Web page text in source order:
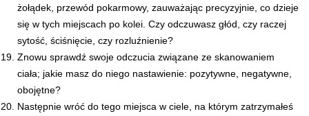
żołądek, przewód pokarmowy, zauważając precyzyjnie, co dzieje
się w tych miejscach po kolei. Czy odczuwasz głód, czy raczej
sytość, ściśnięcie, czy rozluźnienie?
Znowu sprawdź swoje odczucia związane ze skanowaniem
ciała; jakie masz do niego nastawienie: pozytywne, negatywne,
obojętne?
Następnie wróć do tego miejsca w ciele, na którym zatrzymałeś